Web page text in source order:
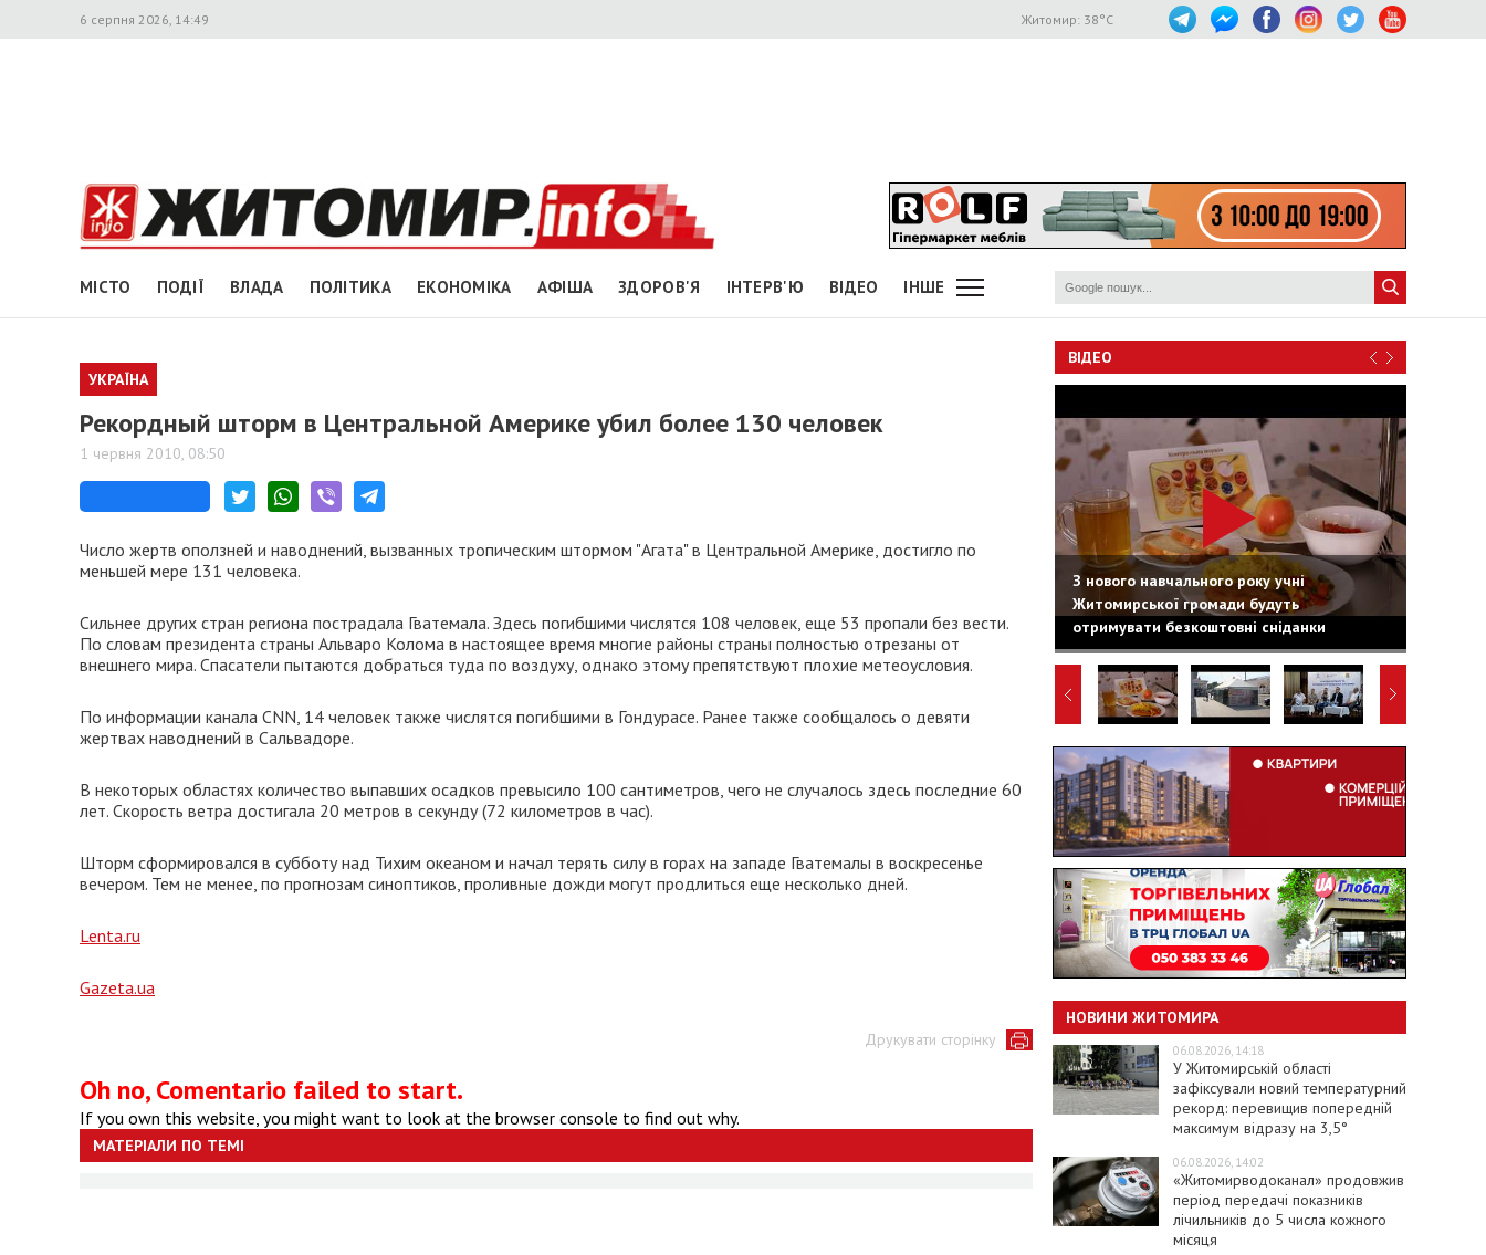
6 серпня 2026, 14:49 Житомир: 38°C
МІСТО ПОДІЇ ВЛАДА ПОЛІТИКА ЕКОНОМІКА АФІША ЗДОРОВ'Я ІНТЕРВ'Ю ВІДЕО ІНШЕ
УКРАЇНА
Рекордный шторм в Центральной Америке убил более 130 человек
1 червня 2010, 08:50
Число жертв оползней и наводнений, вызванных тропическим штормом "Агата" в Центральной Америке, достигло по
меньшей мере 131 человека.
Сильнее других стран региона пострадала Гватемала. Здесь погибшими числятся 108 человек, еще 53 пропали без вести.
По словам президента страны Альваро Колома в настоящее время многие районы страны полностью отрезаны от
внешнего мира. Спасатели пытаются добраться туда по воздуху, однако этому препятствуют плохие метеоусловия.
По информации канала CNN, 14 человек также числятся погибшими в Гондурасе. Ранее также сообщалось о девяти
жертвах наводнений в Сальвадоре.
В некоторых областях количество выпавших осадков превысило 100 сантиметров, чего не случалось здесь последние 60
лет. Скорость ветра достигала 20 метров в секунду (72 километров в час).
Шторм сформировался в субботу над Тихим океаном и начал терять силу в горах на западе Гватемалы в воскресенье
вечером. Тем не менее, по прогнозам синоптиков, проливные дожди могут продлиться еще несколько дней.
Lenta.ru
Gazeta.ua
Друкувати сторінку
Oh no, Comentario failed to start.
If you own this website, you might want to look at the browser console to find out why.
МАТЕРІАЛИ ПО ТЕМІ
ВІДЕО
З нового навчального року учні
Житомирської громади будуть
отримувати безкоштовні сніданки
НОВИНИ ЖИТОМИРА
06.08.2026, 14:18
У Житомирській області
зафіксували новий температурний
рекорд: перевищив попередній
максимум відразу на 3,5°
06.08.2026, 14:02
«Житомирводоканал» продовжив
період передачі показників
лічильників до 5 числа кожного
місяця